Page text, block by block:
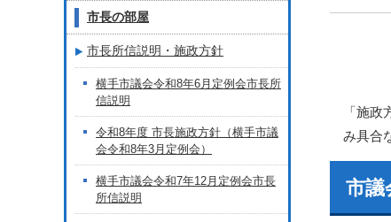
「施
み具合
市議
市長の部屋
市長所信説明・施政方針
横手市議会令和8年6月定例会市長所
信説明
令和8年度 市長施政方針（横手市議
会令和8年3月定例会）
横手市議会令和7年12月定例会市長
所信説明